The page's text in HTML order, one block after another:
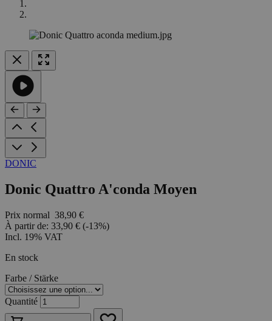
DONIC
Donic Quattro A'conda Moyen
Prix normal 38,90 €
À partir de: 33,90 € (-13%)
Incl. 19% VAT
En stock
Farbe / Stärke
Quantité